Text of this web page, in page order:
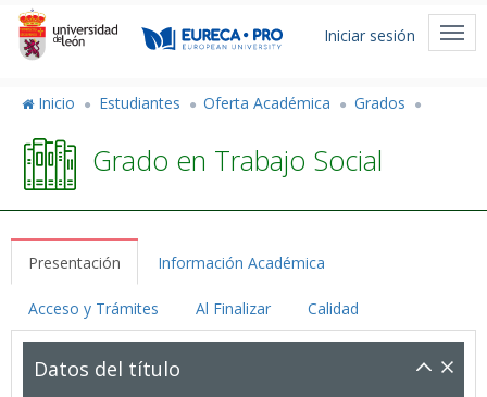
Pasar
contenido
Menú
cuenta
usuario
Iniciar sesión
Inicio Estudiantes Oferta Académica Grados
Grado en Trabajo Social
Presentación Información Académica
Acceso y Trámites Al Finalizar Calidad
Datos del título